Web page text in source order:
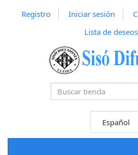
Registro Iniciar sesión
Lista de deseos